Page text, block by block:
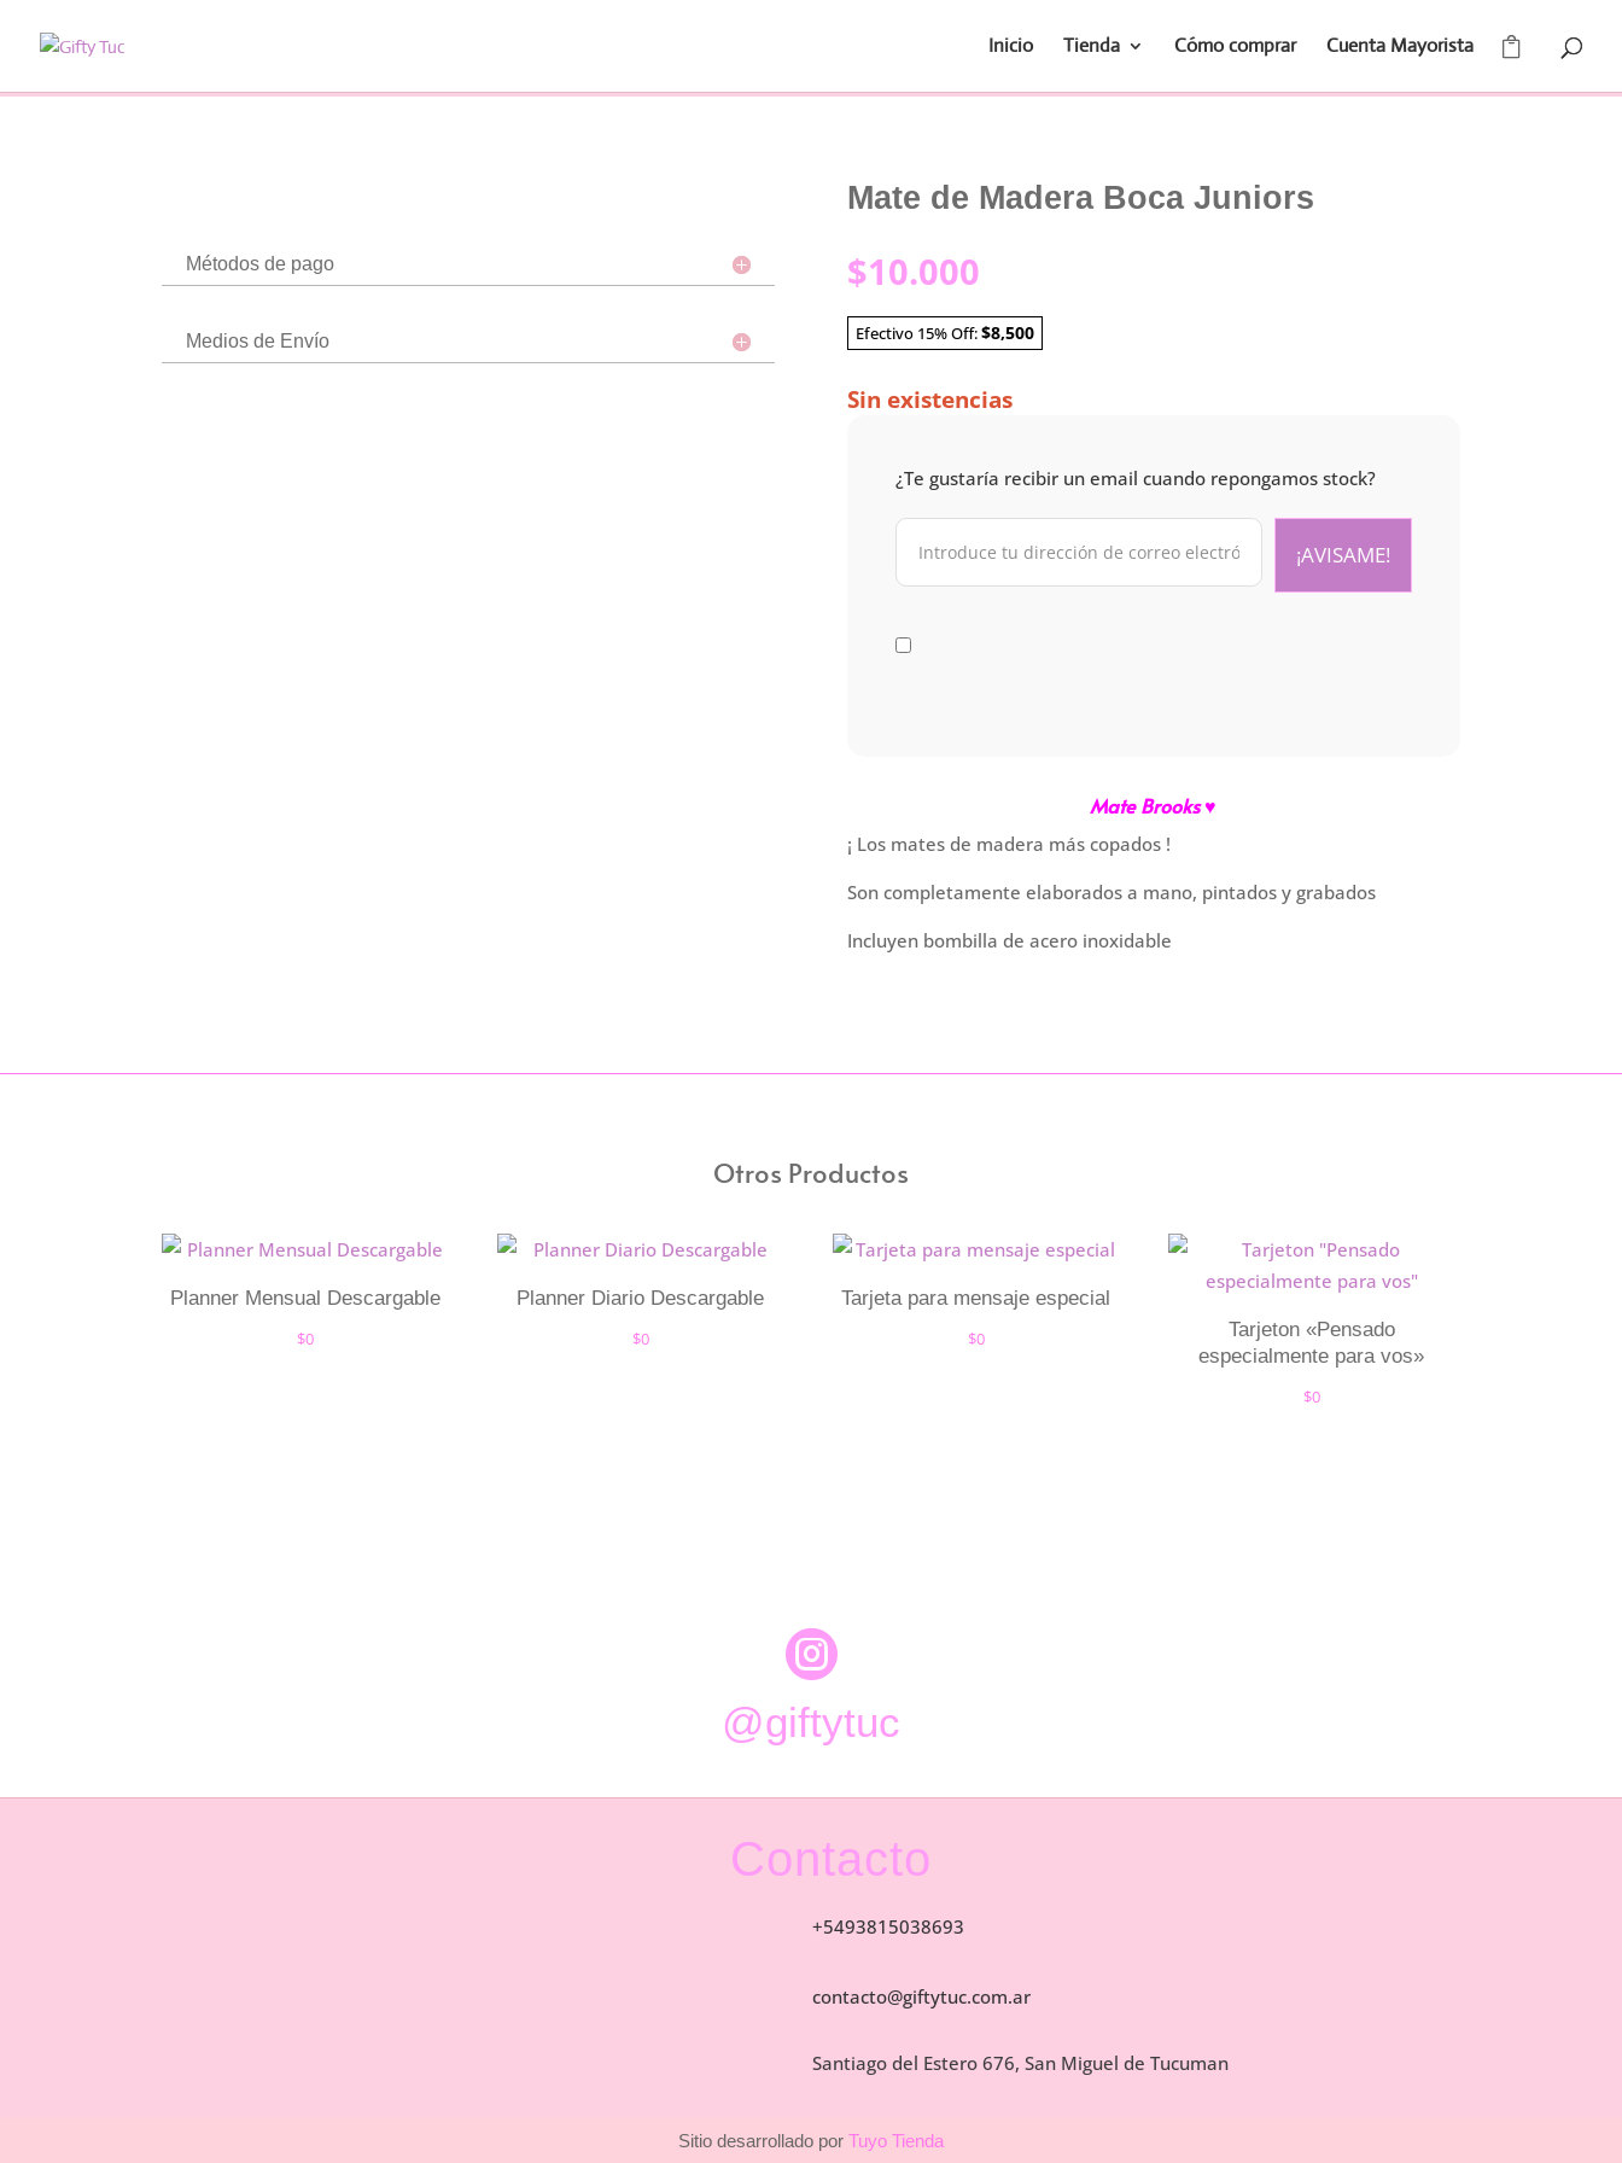
Inicio Tienda Cómo comprar Cuenta Mayorista
Métodos de pago
Medios de Envío
Mate de Madera Boca Juniors
$10.000
Efectivo 15% Off:$8,500
Sin existencias
¿Te gustaría recibir un email cuando repongamos stock?
Mate Brooks ♥
¡ Los mates de madera más copados !
Son completamente elaborados a mano, pintados y grabados
Incluyen bombilla de acero inoxidable
Otros Productos
Planner Mensual Descargable
$0
Planner Diario Descargable
$0
Tarjeta para mensaje especial
$0
Tarjeton «Pensado
especialmente para vos»
$0

@giftytuc
Contacto
+5493815038693
contacto@giftytuc.com.ar
Santiago del Estero 676, San Miguel de Tucuman
Sitio desarrollado por Tuyo Tienda